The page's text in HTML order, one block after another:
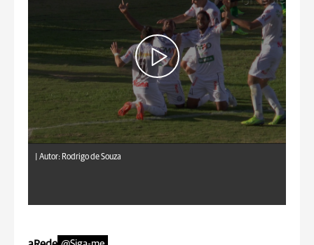
Autor: Rodrigo de Souza